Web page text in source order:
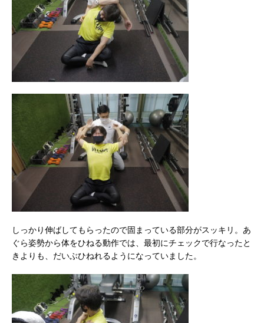
しっかり伸ばしてもらったので固まっている部分がスッキリ。あ
ぐら姿勢から体をひねる動作では、最初にチェックで行なったと
きよりも、だいぶひねれるようになっていました。